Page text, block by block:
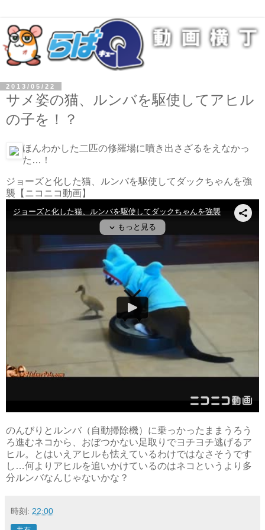
2013/05/22
サメ姿の猫、ルンバを駆使してアヒル
の子を！？
ほんわかした二匹の修羅場に噴き出さざるをえなかっ
た…！
ジョーズと化した猫、ルンバを駆使してダックちゃんを強
襲 【ニコニコ動画】
のんびりとルンバ（自動掃除機）に乗っかったままうろう
ろ進むネコから、おぼつかない足取りでヨチヨチ逃げるア
ヒル。とはいえアヒルも怯えているわけではなさそうです
し…何よりアヒルを追いかけているのはネコというより多
分ルンバなんじゃないかな？
時刻: 22:00